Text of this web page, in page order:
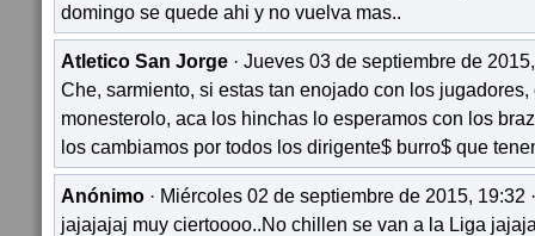
domingo se quede ahi y no vuelva mas..
Atletico San Jorge · Jueves 03 de septiembre de
Che, sarmiento, si estas tan enojado con los
monesterolo, aca los hinchas lo esperamos con los
los cambiamos por todos los dirigente$ burro$ que
Anónimo · Miércoles 02 de septiembre de 2015, 19:32
jajajajaj muy ciertoooo..No chillen se van a la Liga